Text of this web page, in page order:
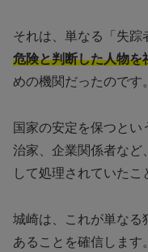
それは、単なる「失踪
危険と判断した人物を
めの機関だったのです。
国家の安定を保つと
治家、企業関係者など
して処理されていたこ
城崎は、これが単なる
あることを確信します。